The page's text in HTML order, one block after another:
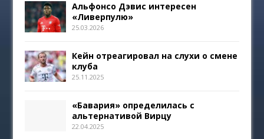
Альфонсо Дэвис интересен
«Ливерпулю»
25.03.2026
Кейн отреагировал на слухи о смене
клуба
25.11.2025
«Бавария» определилась с
альтернативой Вирцу
22.04.2025